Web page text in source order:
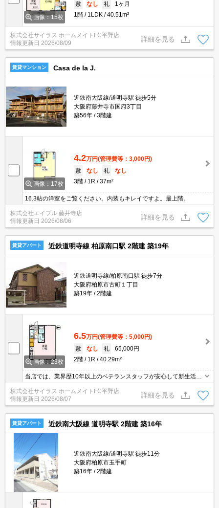
画像：15枚
敷 なし 礼
1ヶ月
1階
1LDK 40.51m²
株式会社サイラス ホームメイトFC平野店
情報更新日 2026/08/09
詳細を見る
賃貸マンション Casa de la J.
近鉄南大阪線/道明寺駅 徒歩5分
大阪府藤井寺市国府3丁目
築56年
3階建
画像：17枚
4.2万円(管理費等：3,000円)
敷
なし 礼
なし
3階
1R 37m²
16.3帖の洋室をご覧ください。内装もキレイですよ。最上階。
株式会社エイブル 藤井寺店
情報更新日 2026/08/06
詳細を見る
賃貸アパート 近鉄道明寺線 柏原南口駅 2階建 築19年
近鉄道明寺線/柏原南口駅 徒歩7分
大阪府柏原市古町１丁目
築19年
2階建
画像：23枚
6.5万円(管理費等：5,000円)
敷
なし 礼
65,000円
2階
1R 40.29m²
当店では、業界歴10年以上のベテランスタッフが安心して新生活を
送って頂けますよう精一杯のサポートを致します。当店は、初期費
用のクレジット決済が可能です。ご利用の際はスタッフまでお申し
付け下さいませ。お客様のご来店心よりお待ちしております。
株式会社サイラス ホームメイトFC平野店
情報更新日 2026/08/07
詳細を見る
賃貸アパート 近鉄南大阪線 道明寺駅 2階建 築16年
近鉄南大阪線/道明寺駅 徒歩11分
大阪府柏原市玉手町
築16年
2階建